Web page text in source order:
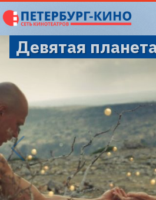
Девятая